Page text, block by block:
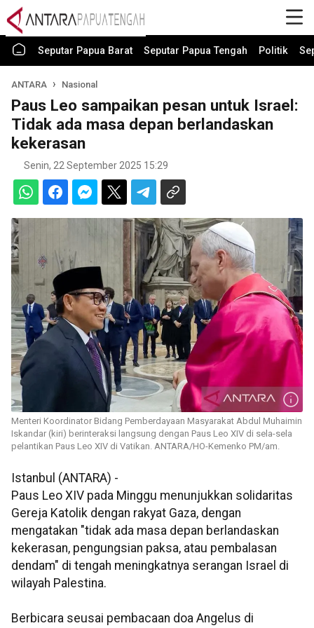
Seputar Papua Barat Seputar Papua Tengah Politik
ANTARA Nasional
Paus Leo sampaikan pesan untuk Israel:
Tidak ada masa depan berlandaskan
kekerasan
Senin, 22 September 2025 15:29
Menteri Koordinator Bidang Pemberdayaan Masyarakat Abdul Muhaimin
Iskandar (kiri) berinteraksi langsung dengan Paus Leo XIV di sela-sela
pelantikan Paus Leo XIV di Vatikan. ANTARA/HO-Kemenko PM/am.
Istanbul (ANTARA) -
Paus Leo XIV pada Minggu menunjukkan solidaritas
Gereja Katolik dengan rakyat Gaza, dengan
mengatakan "tidak ada masa depan berlandaskan
kekerasan, pengungsian paksa, atau pembalasan
dendam" di tengah meningkatnya serangan Israel di
wilayah Palestina.
Berbicara seusai pembacaan doa Angelus di